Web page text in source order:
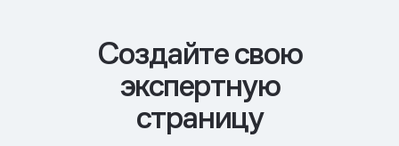
Cоздайте свою
экспертную
страницу